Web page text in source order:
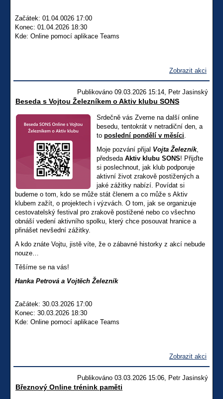
Začátek: 01.04.0026 17:00
Konec: 01.04.2026 18:30
Kde: Online pomocí aplikace Teams
Zobrazit akci
Publikováno 09.03.2026 15:14, Petr Jasinský
Beseda s Vojtou Železníkem o Aktiv klubu SONS
Srdečně vás Zveme na další online
besedu, tentokrát v netradiční den, a
to poslední pondělí v měsíci.
Moje pozvání přijal Vojta Železník,
předseda Aktiv klubu SONS! Přijďte
si poslechnout, jak klub podporuje
aktivní život zrakově postižených a
jaké zážitky nabízí. Povídat si
budeme o tom, kdo se může stát členem a co může s Aktiv
klubem zažít, o projektech i výzvách. O tom, jak se organizuje
cestovatelský festival pro zrakově postižené nebo co všechno
obnáší vedení aktivního spolku, který chce posouvat hranice a
přinášet nevšední zážitky.
A kdo znáte Vojtu, jistě víte, že o zábavné historky z akcí nebude
nouze…
Těšíme se na vás!
Hanka Petrová a Vojtěch Železník
Začátek: 30.03.2026 17:00
Konec: 30.03.2026 18:30
Kde: Online pomocí aplikace Teams
Zobrazit akci
Publikováno 03.03.2026 15:06, Petr Jasinský
Březnový Online trénink paměti